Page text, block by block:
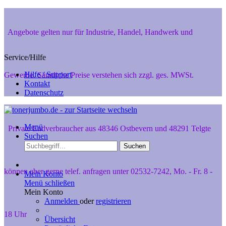
Angebote gelten nur für Industrie, Handel, Handwerk und
Gewerbe. Sämtliche Preise verstehen sich zzgl. ges. MWSt.
Private Endverbraucher aus 48346 Ostbevern und 48291 Telgte
können aber gerne telef. anfragen unter 02532-7242, Mo. - Fr. 8 -
18 Uhr
Service/Hilfe
Hilfe / Support
Kontakt
Datenschutz
Menü
Suchen
Suchen
Mein Konto
Menü schließen
Mein Konto
Anmelden oderregistrieren
Übersicht